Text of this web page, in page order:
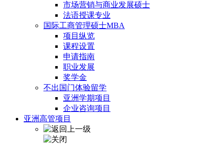
市场营销与商业发展硕士
法语授课专业
国际工商管理硕士MBA
项目纵览
课程设置
申请指南
职业发展
奖学金
不出国门体验留学
亚洲学期项目
企业咨询项目
亚洲高管项目